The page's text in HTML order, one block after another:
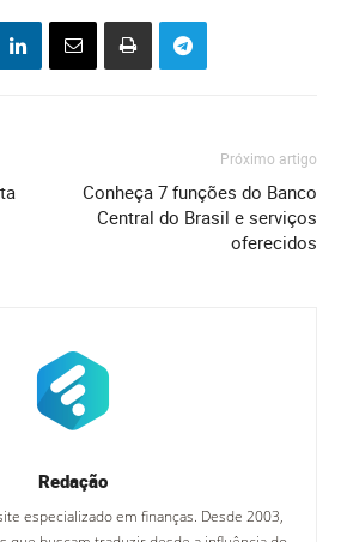
Próximo artigo
Conheça 7 funções do Banco
Central do Brasil e serviços
oferecidos
Redação
especializado em finanças. Desde 2003,